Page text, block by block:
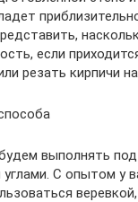
если
резать кирпичи на
выполнять под
С опытом у